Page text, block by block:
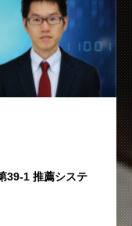
39-1 推薦システ